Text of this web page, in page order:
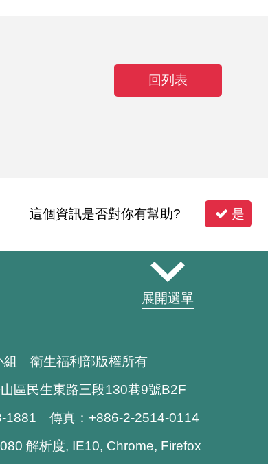
回列表
這個資訊是否對你有幫助? 是
展開選單
組 衛生福利部版權所有
區民生東路三段130巷9號B2F
1881 傳真：+886-2-2514-0114
解析度, IE10, Chrome, Firefox